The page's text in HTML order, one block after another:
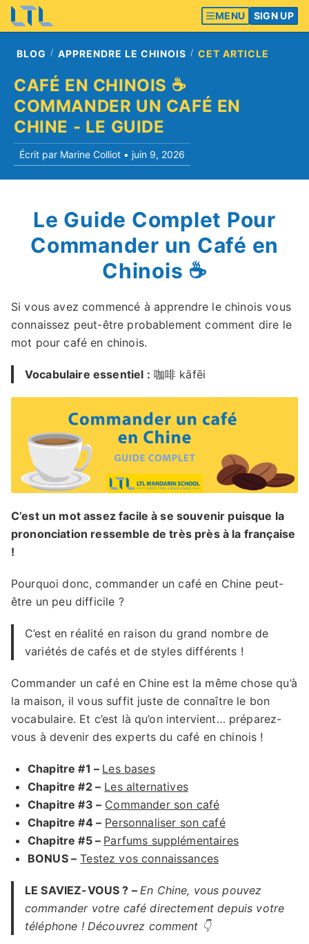
MENU SIGN UP
BLOG APPRENDRE LE CHINOIS CET ARTICLE
CAFÉ EN CHINOIS ☕️
COMMANDER UN CAFÉ EN
CHINE - LE GUIDE
Écrit par Marine Colliot • juin 9, 2026
Le Guide Complet Pour
Commander un Café en
Chinois ☕️
Si vous avez commencé à apprendre le chinois vous
connaissez peut-être probablement comment dire le
mot pour café en chinois.
Vocabulaire essentiel : 咖啡 kāfēi
C’est un mot assez facile à se souvenir puisque la
prononciation ressemble de très près à la française
!
Pourquoi donc, commander un café en Chine peut-
être un peu difficile ?
C’est en réalité en raison du grand nombre de
variétés de cafés et de styles différents !
Commander un café en Chine est la même chose qu’à
la maison, il vous suffit juste de connaître le bon
vocabulaire. Et c’est là qu’on intervient… préparez-
vous à devenir des experts du café en chinois !
Chapitre #1 – Les bases
Chapitre #2 – Les alternatives
Chapitre #3 – Commander son café
Chapitre #4 – Personnaliser son café
Chapitre #5 – Parfums supplémentaires
BONUS – Testez vos connaissances
LE SAVIEZ-VOUS ? – En Chine, vous pouvez
commander votre café directement depuis votre
téléphone ! Découvrez comment 👇